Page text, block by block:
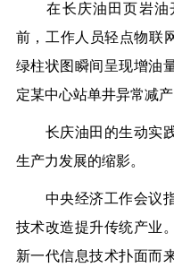
在长庆油田页岩油
前，工作人员轻点物联
绿柱状图瞬间呈现增油
定某中心站单井异常减
长庆油田的生动实践
生产力发展的缩影。
中央经济工作会议指
技术改造提升传统产业
新一代信息技术扑面而